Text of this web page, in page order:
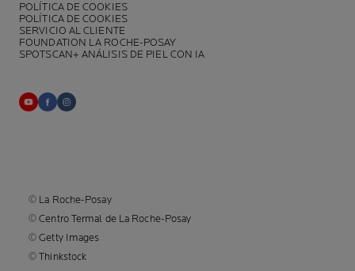
POLÍTICA DE COOKIES
POLÍTICA DE COOKIES
SERVICIO AL CLIENTE
FOUNDATION LA ROCHE-POSAY
SPOTSCAN+ ANÁLISIS DE PIEL CON IA
© La Roche-Posay
© Centro Termal de La Roche-Posay
© Getty Images
© Thinkstock